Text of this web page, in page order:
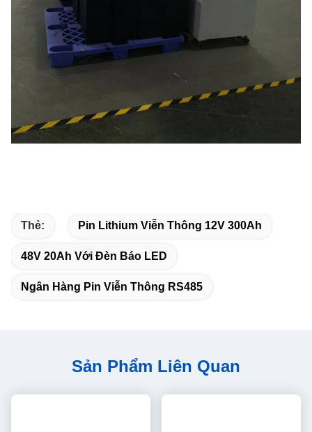
Thẻ: Pin Lithium Viễn Thông 12V 300Ah
48V 20Ah Với Đèn Báo LED
Ngân Hàng Pin Viễn Thông RS485
Sản Phẩm Liên Quan